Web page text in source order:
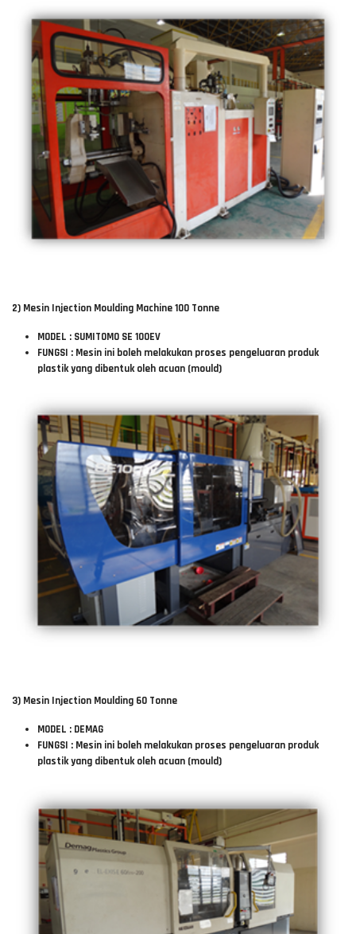
2) Mesin Injection Moulding Machine 100 Tonne
MODEL : SUMITOMO SE 100EV
FUNGSI : Mesin ini boleh melakukan proses pengeluaran produk
plastik yang dibentuk oleh acuan (mould)
3) Mesin Injection Moulding 60 Tonne
MODEL : DEMAG
FUNGSI : Mesin ini boleh melakukan proses pengeluaran produk
plastik yang dibentuk oleh acuan (mould)